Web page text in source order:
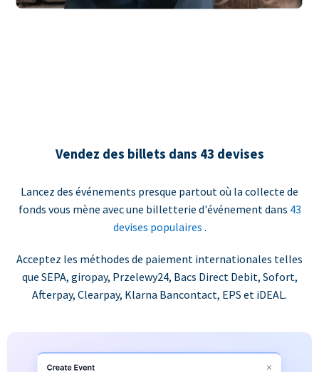
Vendez des billets dans 43 devises
Lancez des événements presque partout où la collecte de
fonds vous mène avec une billetterie d'événement dans 43
devises populaires .
Acceptez les méthodes de paiement internationales telles
que SEPA, giropay, Przelewy24, Bacs Direct Debit, Sofort,
Afterpay, Clearpay, Klarna Bancontact, EPS et iDEAL.